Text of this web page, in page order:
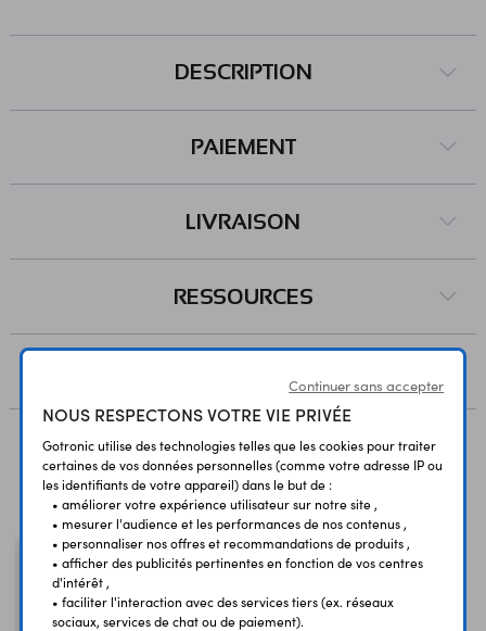
DESCRIPTION
PAIEMENT
LIVRAISON
RESSOURCES
Vous avez déja consulté
Continuer sans accepter
NOUS RESPECTONS VOTRE VIE PRIVÉE
Gotronic utilise des technologies telles que les cookies pour traiter
certaines de vos données personnelles (comme votre adresse IP ou
les identifiants de votre appareil) dans le but de :
• améliorer votre expérience utilisateur sur notre site ,
• mesurer l'audience et les performances de nos contenus ,
• personnaliser nos offres et recommandations de produits ,
• afficher des publicités pertinentes en fonction de vos centres
d'intérêt ,
• faciliter l'interaction avec des services tiers (ex. réseaux
sociaux, services de chat ou de paiement).